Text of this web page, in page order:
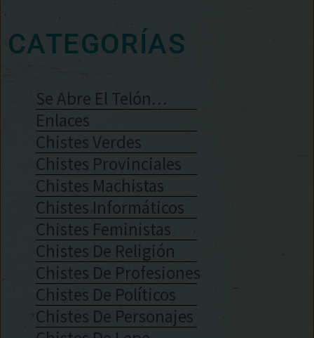
CATEGORÍAS
Se Abre El Telón…
Enlaces
Chistes Verdes
Chistes Provinciales
Chistes Machistas
Chistes Informáticos
Chistes Feministas
Chistes De Religión
Chistes De Profesiones
Chistes De Políticos
Chistes De Personajes